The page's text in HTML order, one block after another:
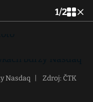
1/2
Nasdaq Zdroj: ČTK